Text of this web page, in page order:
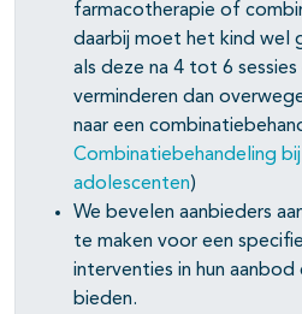
farmacotherapie of
daarbij moet het kind wel
als deze na 4 tot 6
verminderen dan
naar een
Combinatiebehandeling
adolescenten)
We bevelen aanbieders
te maken voor een
interventies in hun
bieden.